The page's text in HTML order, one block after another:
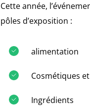
Cette année,
pôles d’exposition :
alimentation
Cosmétiques
Ingrédients